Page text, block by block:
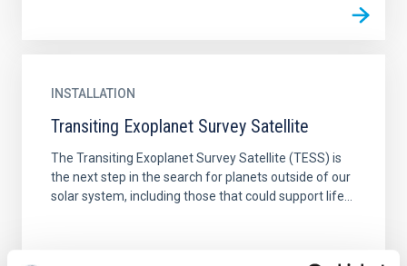
INSTALLATION
Transiting Exoplanet Survey Satellite
The Transiting Exoplanet Survey Satellite (TESS) is
the next step in the search for planets outside of our
solar system, including those that could support life...